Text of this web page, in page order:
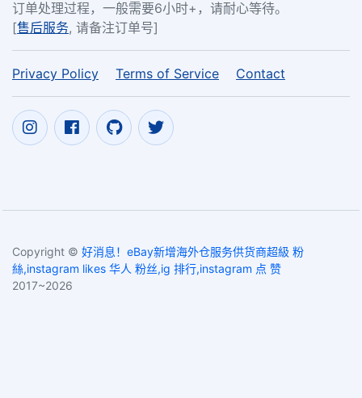
订单处理过程，一般需要6小时+，请耐心等待。
[售后服务, 请备注订单号]
Privacy Policy Terms of Service Contact
Copyright © 好消息！eBay新增海外仓服务供货商超級 粉
絲,instagram likes 华人 粉丝,ig 排行,instagram 点 赞
2017~2026